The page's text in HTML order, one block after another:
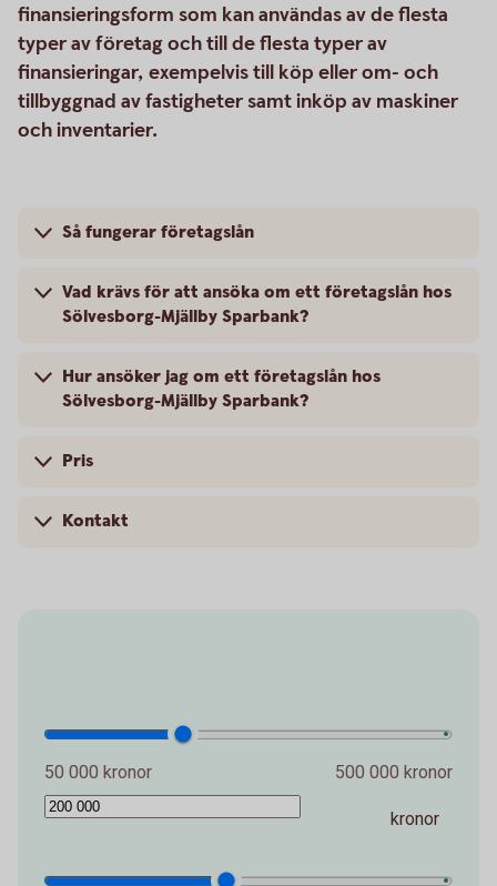
finansieringsform som kan användas av de flesta
typer av företag och till de flesta typer av
finansieringar, exempelvis till köp eller om- och
tillbyggnad av fastigheter samt inköp av maskiner
och inventarier.
Så fungerar företagslån
Vad krävs för att ansöka om ett företagslån hos
Sölvesborg-Mjällby Sparbank?
Hur ansöker jag om ett företagslån hos
Sölvesborg-Mjällby Sparbank?
Pris
Kontakt
50 000 kronor 500 000 kronor
kronor